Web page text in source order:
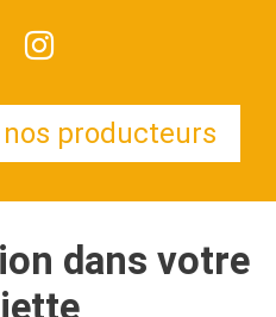
producteurs
dans votre